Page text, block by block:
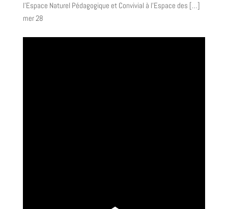
l’Espace Naturel Pédagogique et Convivial à l’Espace des […]
mer28